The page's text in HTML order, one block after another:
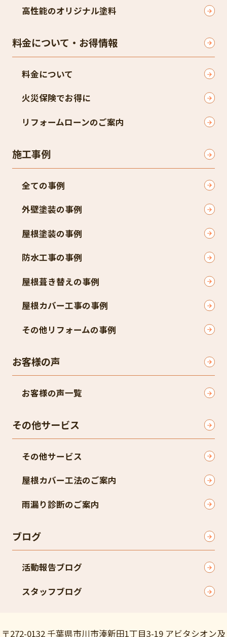
高性能のオリジナル塗料
料金について・お得情報
料金について
火災保険でお得に
リフォームローンのご案内
施工事例
全ての事例
外壁塗装の事例
屋根塗装の事例
防水工事の事例
屋根葺き替えの事例
屋根カバー工事の事例
その他リフォームの事例
お客様の声
お客様の声一覧
その他サービス
その他サービス
屋根カバー工法のご案内
雨漏り診断のご案内
ブログ
活動報告ブログ
スタッフブログ
〒272-0132 千葉県市川市湊新田1丁目3-19 アビタシオン及